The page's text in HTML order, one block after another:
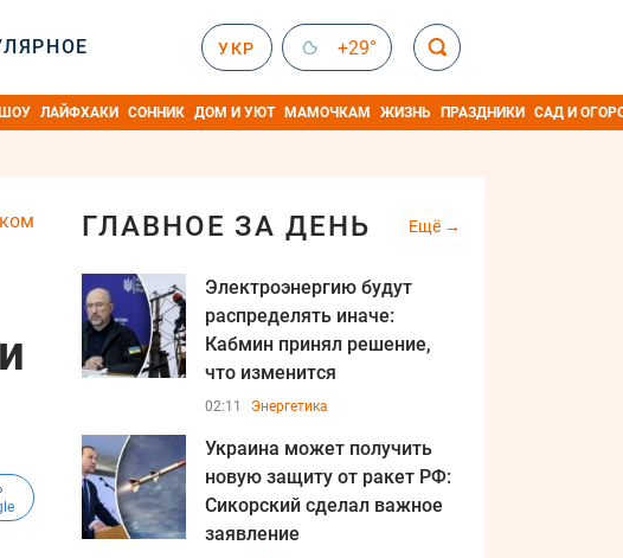
УКР +29°
ШОУ ЛАЙФХАКИ СОННИК ДОМ И УЮТ МАМОЧКАМ ЖИЗНЬ ПРАЗДНИКИ САД И
ГЛАВНОЕ ЗА ДЕНЬ Ещё
Электроэнергию будут
распределять иначе:
Кабмин принял решение,
что изменится
02:11 Энергетика
Украина может получить
новую защиту от ракет РФ:
Сикорский сделал важное
заявление